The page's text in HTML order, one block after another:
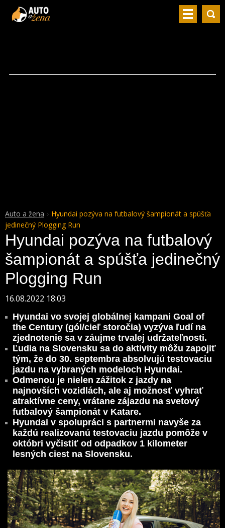
Auto a žena
Hyundai pozýva na futbalový šampionát a spúšťa
jedinečný Plogging Run
Hyundai pozýva na futbalový
šampionát a spúšťa jedinečný
Plogging Run
16.08.2022 18:03
Hyundai vo svojej globálnej kampani Goal of
the Century (gól/cieľ storočia) vyzýva ľudí na
zjednotenie sa v záujme trvalej udržateľnosti.
Ľudia na Slovensku sa do aktivity môžu zapojiť
tým, že do 30. septembra absolvujú testovaciu
jazdu na vybraných modeloch Hyundai.
Odmenou je nielen zážitok z jazdy na
najnovších vozidlách, ale aj možnosť vyhrať
atraktívne ceny, vrátane zájazdu na svetový
futbalový šampionát v Katare.
Hyundai v spolupráci s partnermi navyše za
každú realizovanú testovaciu jazdu pomôže v
októbri vyčistiť od odpadkov 1 kilometer
lesných ciest na Slovensku.